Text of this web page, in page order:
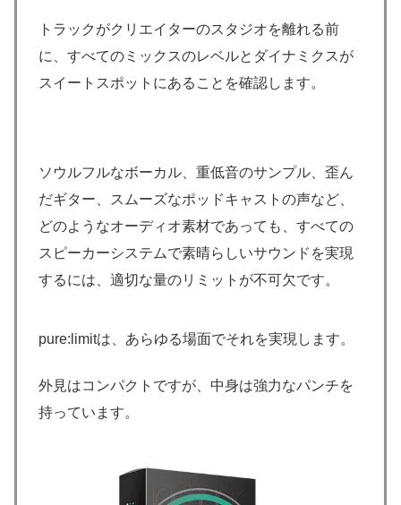
トラックがクリエイターのスタジオを離れる前
に、すべてのミックスのレベルとダイナミクスが
スイートスポットにあることを確認します。
ソウルフルなボーカル、重低音のサンプル、歪ん
だギター、スムーズなポッドキャストの声など、
どのようなオーディオ素材であっても、すべての
スピーカーシステムで素晴らしいサウンドを実現
するには、適切な量のリミットが不可欠です。
pure:limitは、あらゆる場面でそれを実現します。
外見はコンパクトですが、中身は強力なパンチを
持っています。